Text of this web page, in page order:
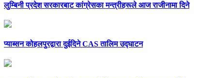
लुम्बिनी प्रदेश सरकारबाट कांग्रेसका मन्त्रीहरूले आज राजीनामा दिने
प्याब्सन कोहलपुरद्वारा दुईदिने CAS तालिम उद्घाटन